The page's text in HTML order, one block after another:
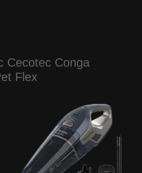
Cecotec Conga
Flex